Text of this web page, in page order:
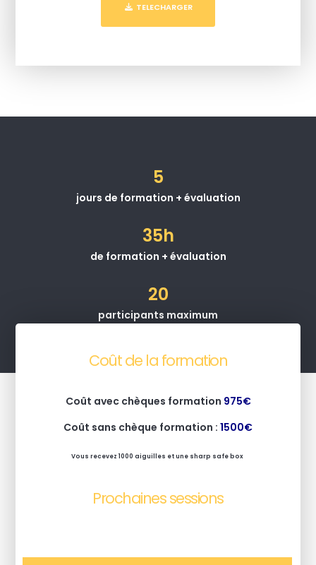
TELECHARGER
5
jours de formation + évaluation
35h
de formation + évaluation
20
participants maximum
Coût de la formation
Coût avec chèques formation 975€
Coût sans chèque formation : 1500€
Vous recevez 1000 aiguilles et une sharp safe box
Prochaines sessions